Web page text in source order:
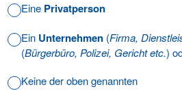
Eine Privatperson
Ein Unternehmen (Firma,
(Bürgerbüro, Polizei, Gericht etc.)
Keine der oben genannten